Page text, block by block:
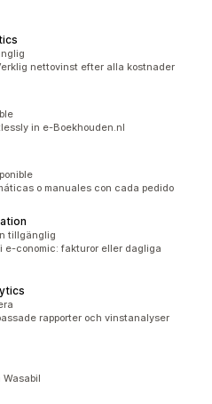
nettovinst efter alla kostnader
in e-Boekhouden.nl
o manuales con cada pedido
tillgänglig
e-conomic: fakturor eller dagliga
rapporter och vinstanalyser